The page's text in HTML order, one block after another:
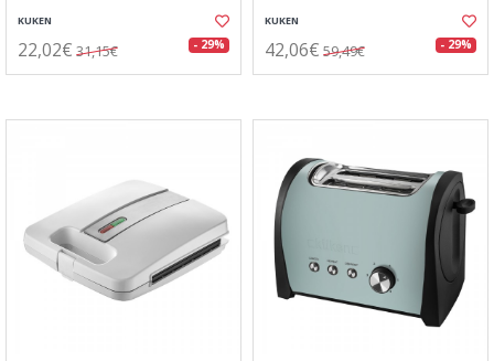
KUKEN
22,02€ 31,15€ - 29%
KUKEN
42,06€ 59,49€ - 29%